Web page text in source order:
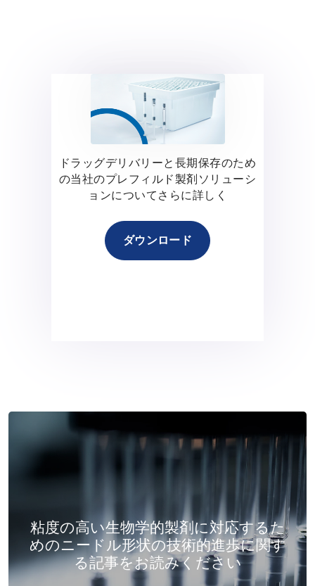
ドラッグデリバリーと長期保存のため
の当社のプレフィルド製剤ソリューシ
ョンについてさらに詳しく
ダウンロード
粘度の高い生物学的製剤に対応するた
めのニードル形状の技術的進歩に関す
る記事をお読みください